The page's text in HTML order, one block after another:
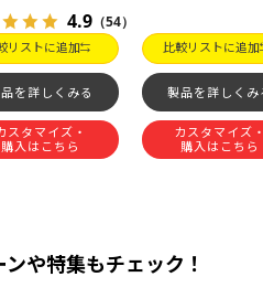
4.9 （54）
リストに追加
を詳しくみる
スタマイズ・
購入はこちら
比較リストに追加
製品を詳しくみ
カスタマイズ
購入はこちら
や特集もチェック！